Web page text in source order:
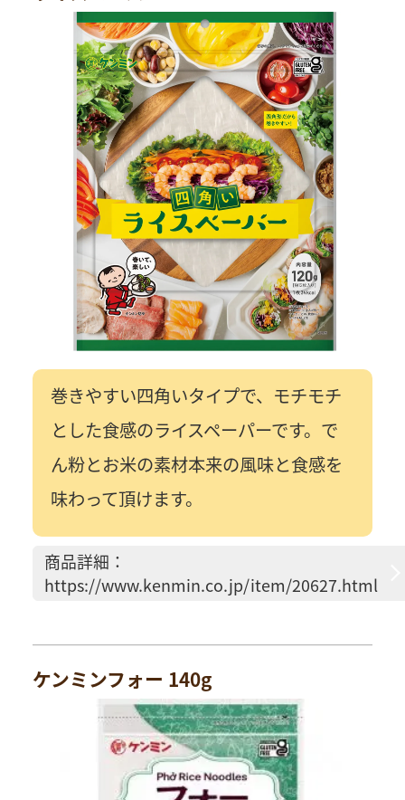
巻きやすい四角いタイプで、モチモチ
とした食感のライスペーパーです。で
ん粉とお米の素材本来の風味と食感を
味わって頂けます。
商品詳細：
https://www.kenmin.co.jp/item/20627.html
ケンミンフォー 140g